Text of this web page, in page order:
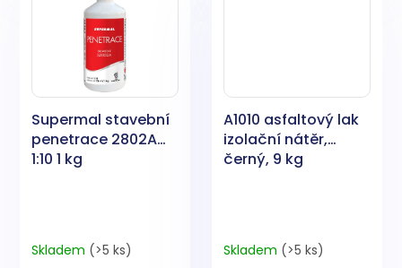
Supermal stavební
penetrace 2802A
1:10 1 kg
Skladem (>5 ks)
A1010 asfaltový lak
izolační nátěr,
černý, 9 kg
Skladem (>5 ks)